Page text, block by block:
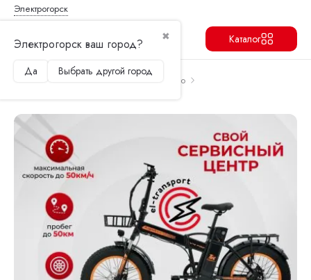
Электрогорск
✖
Электрогорск ваш город?
Да Выбрать другой город
Каталог
Главная Электровелосипеды
Kugoo
Продолжить Перейти в корзину